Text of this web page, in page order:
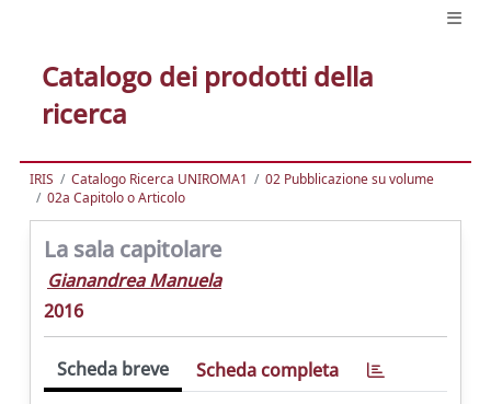
Catalogo dei prodotti della
ricerca
IRIS Catalogo Ricerca UNIROMA1
02 Pubblicazione su volume
02a Capitolo o Articolo
La sala capitolare
Gianandrea Manuela
2016
Scheda breve Scheda completa